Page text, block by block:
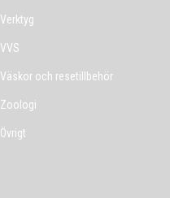
Verktyg
VVS
Väskor och resetillbehör
Zoologi
Övrigt